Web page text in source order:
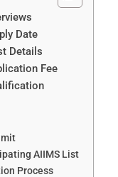
Date
Details
Fee
AIIMS List
Process